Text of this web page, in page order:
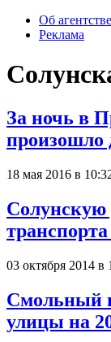
Об агентстве
Реклама
За ночь в
произошло
18 мая 2016 в
Солунскую
03 октября 2014 в
Смольный
улицы на